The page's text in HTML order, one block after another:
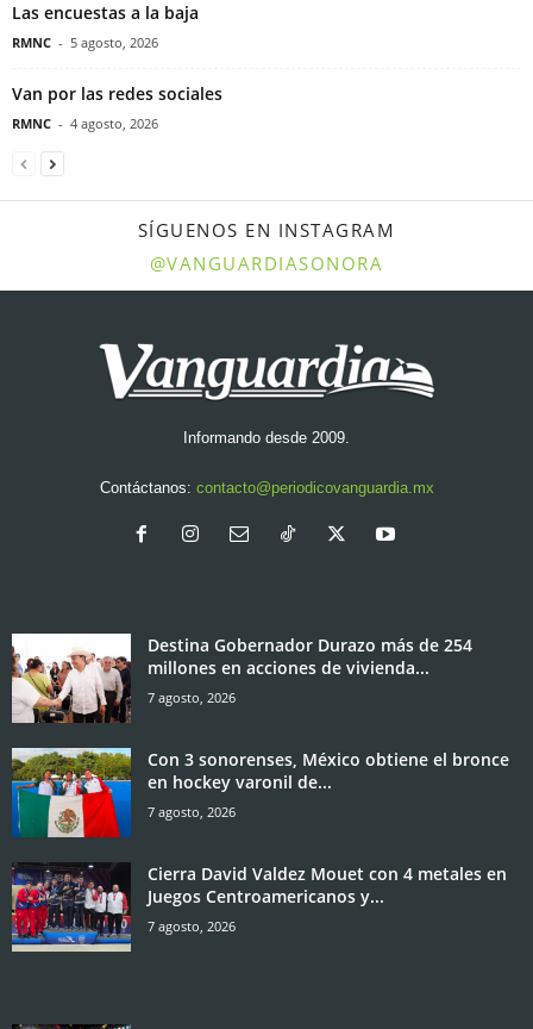
Las encuestas a la baja
RMNC - 5 agosto, 2026
Van por las redes sociales
RMNC - 4 agosto, 2026
SÍGUENOS EN INSTAGRAM
@VANGUARDIASONORA
Informando desde 2009.
Contáctanos: contacto@periodicovanguardia.mx
Destina Gobernador Durazo más de 254
millones en acciones de vivienda...
7 agosto, 2026
Con 3 sonorenses, México obtiene el bronce
en hockey varonil de...
7 agosto, 2026
Cierra David Valdez Mouet con 4 metales en
Juegos Centroamericanos y...
7 agosto, 2026